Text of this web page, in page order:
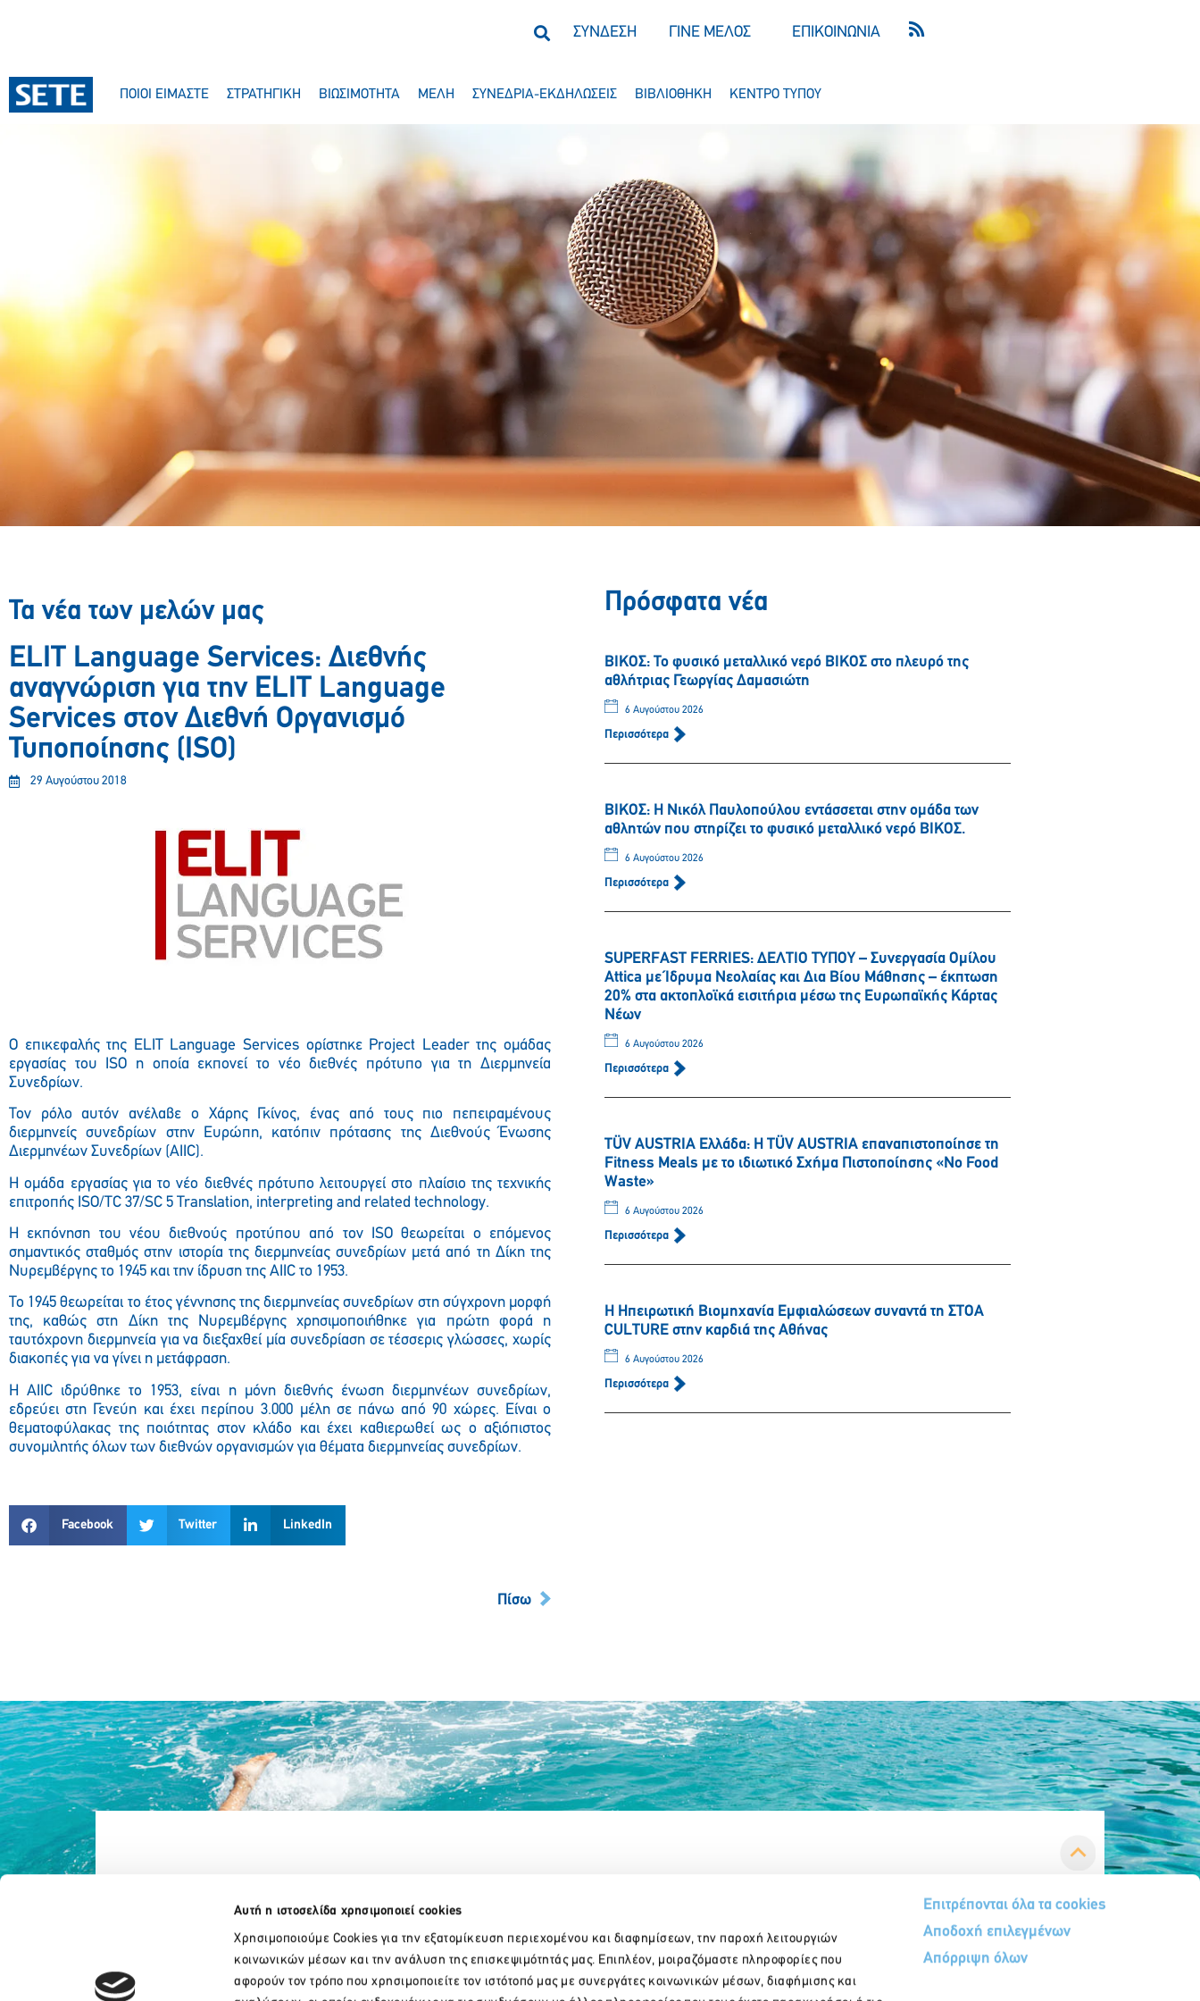
Αυτή η ιστοσελίδα χρησιμοποιεί cookies
Χρησιμοποιούμε Cookies για την εξατομίκευση περιεχομένου και διαφημίσεων, την παροχή λειτουργιών
κοινωνικών μέσων και την ανάλυση της επισκεψιμότητάς μας. Επιπλέον, μοιραζόμαστε πληροφορίες που
αφορούν τον τρόπο που χρησιμοποιείτε τον ιστότοπό μας με συνεργάτες κοινωνικών μέσων, διαφήμισης και
Επιτρέπονται όλα τα cookies
Αποδοχή επιλεγμένων
Απόρριψη όλων
ΣΥΝΔΕΣΗ ΓΙΝΕ ΜΕΛΟΣ ΕΠΙΚΟΙΝΩΝΙΑ
ΠΟΙΟΙ ΕΙΜΑΣΤΕ ΣΤΡΑΤΗΓΙΚΗ ΒΙΩΣΙΜΟΤΗΤΑ ΜΕΛΗ ΣΥΝΕΔΡΙΑ-ΕΚΔΗΛΩΣΕΙΣ ΒΙΒΛΙΟΘΗΚΗ ΚΕΝΤΡΟ ΤΥΠΟΥ
Τα νέα των μελών μας
ELIT Language Services: Διεθνής
αναγνώριση για την ELIT Language
Services στον Διεθνή Οργανισμό
Τυποποίησης (ISO)
29 Αυγούστου 2018
Ο επικεφαλής της ELIT Language Services ορίστηκε Project Leader της ομάδας
εργασίας του ISO η οποία εκπονεί το νέο διεθνές πρότυπο για τη Διερμηνεία
Συνεδρίων.
Τον ρόλο αυτόν ανέλαβε ο Χάρης Γκίνος, ένας από τους πιο πεπειραμένους
διερμηνείς συνεδρίων στην Ευρώπη, κατόπιν πρότασης της Διεθνούς Ένωσης
Διερμηνέων Συνεδρίων (AIIC).
Η ομάδα εργασίας για το νέο διεθνές πρότυπο λειτουργεί στο πλαίσιο της τεχνικής
επιτροπής ISO/TC 37/SC 5 Translation, interpreting and related technology.
Η εκπόνηση του νέου διεθνούς προτύπου από τον ISO θεωρείται ο επόμενος
σημαντικός σταθμός στην ιστορία της διερμηνείας συνεδρίων μετά από τη Δίκη της
Νυρεμβέργης το 1945 και την ίδρυση της AIIC το 1953.
Το 1945 θεωρείται το έτος γέννησης της διερμηνείας συνεδρίων στη σύγχρονη μορφή
της, καθώς στη Δίκη της Νυρεμβέργης χρησιμοποιήθηκε για πρώτη φορά η
ταυτόχρονη διερμηνεία για να διεξαχθεί μία συνεδρίαση σε τέσσερις γλώσσες, χωρίς
διακοπές για να γίνει η μετάφραση.
Η AIIC ιδρύθηκε το 1953, είναι η μόνη διεθνής ένωση διερμηνέων συνεδρίων,
εδρεύει στη Γενεύη και έχει περίπου 3.000 μέλη σε πάνω από 90 χώρες. Είναι ο
θεματοφύλακας της ποιότητας στον κλάδο και έχει καθιερωθεί ως ο αξιόπιστος
συνομιλητής όλων των διεθνών οργανισμών για θέματα διερμηνείας συνεδρίων.
Facebook Twitter LinkedIn
Πίσω
Πρόσφατα νέα
ΒΙΚΟΣ: Το φυσικό μεταλλικό νερό ΒΙΚΟΣ στο πλευρό της
αθλήτριας Γεωργίας Δαμασιώτη
6 Αυγούστου 2026
Περισσότερα
ΒΙΚΟΣ: Η Νικόλ Παυλοπούλου εντάσσεται στην ομάδα των
αθλητών που στηρίζει το φυσικό μεταλλικό νερό ΒΙΚΟΣ.
6 Αυγούστου 2026
Περισσότερα
SUPERFAST FERRIES: ΔΕΛΤΙΟ ΤΥΠΟΥ – Συνεργασία Ομίλου
Attica με Ίδρυμα Νεολαίας και Δια Βίου Μάθησης – έκπτωση
20% στα ακτοπλοϊκά εισιτήρια μέσω της Ευρωπαϊκής Κάρτας
Νέων
6 Αυγούστου 2026
Περισσότερα
TÜV AUSTRIA Ελλάδα: Η TÜV AUSTRIA επαναπιστοποίησε τη
Fitness Meals με το ιδιωτικό Σχήμα Πιστοποίησης «No Food
Waste»
6 Αυγούστου 2026
Περισσότερα
Η Ηπειρωτική Βιομηχανία Εμφιαλώσεων συναντά τη ΣΤΟΑ
CULTURE στην καρδιά της Αθήνας
6 Αυγούστου 2026
Περισσότερα
Παρακαλώ περιμένετε…